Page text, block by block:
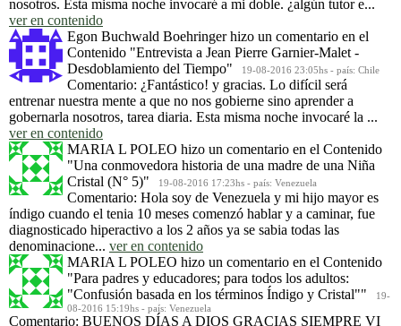
nosotros. Esta misma noche invocaré a mi doble. ¿algún tutor e...
ver en contenido
Egon Buchwald Boehringerhizo un comentario en el
Contenido "Entrevista a Jean Pierre Garnier-Malet -
Desdoblamiento del Tiempo"
19-08-2016 23:05hs - país: Chile
Comentario: ¿Fantástico! y gracias. Lo difícil será
entrenar nuestra mente a que no nos gobierne sino aprender a
gobernarla nosotros, tarea diaria. Esta misma noche invocaré la ...
ver en contenido
MARIA L POLEO hizo un comentario en el Contenido
"Una conmovedora historia de una madre de una Niña
Cristal (N° 5)"
19-08-2016 17:23hs - país: Venezuela
Comentario: Hola soy de Venezuela y mi hijo mayor es
índigo cuando el tenia 10 meses comenzó hablar y a caminar, fue
diagnosticado hiperactivo a los 2 años ya se sabia todas las
denominacione... ver en contenido
MARIA L POLEO hizo un comentario en el Contenido
"Para padres y educadores; para todos los adultos:
"Confusión basada en los términos Índigo y Cristal""
19-
08-2016 15:19hs - país: Venezuela
Comentario: BUENOS DÍAS A DIOS GRACIAS SIEMPRE VI